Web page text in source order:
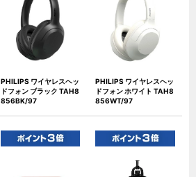
PHILIPS ワイヤレスヘッ
ドフォン ブラック TAH8
856BK/97
PHILIPS ワイヤレスヘッ
ドフォン ホワイト TAH8
856WT/97